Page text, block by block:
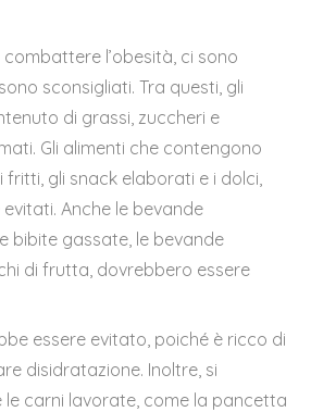
l’obesità, ci sono
sconsigliati. Tra questi, gli
di grassi, zuccheri e
Gli alimenti che contengono
gli snack elaborati e i dolci,
Anche le bevande
bibite gassate, le bevande
di frutta, dovrebbero essere
essere evitato, poiché è ricco di
disidratazione. Inoltre, si
carni lavorate, come la pancetta